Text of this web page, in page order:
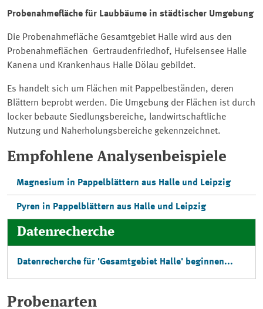
Probenahmefläche für Laubbäume in städtischer Umgebung
Die Probenahmefläche Gesamtgebiet Halle wird aus den
Probenahmeflächen Gertraudenfriedhof, Hufeisensee Halle
Kanena und Krankenhaus Halle Dölau gebildet.
Es handelt sich um Flächen mit Pappelbeständen, deren
Blättern beprobt werden. Die Umgebung der Flächen ist durch
locker bebaute Siedlungsbereiche, landwirtschaftliche
Nutzung und Naherholungsbereiche gekennzeichnet.
Empfohlene Analysenbeispiele
Magnesium in Pappelblättern aus Halle und Leipzig
Pyren in Pappelblättern aus Halle und Leipzig
Datenrecherche
Datenrecherche für 'Gesamtgebiet Halle' beginnen...
Probenarten